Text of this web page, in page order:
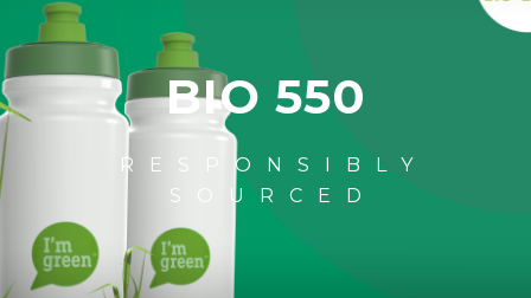
BIO 550
RESPONSIBLY
SOURCED